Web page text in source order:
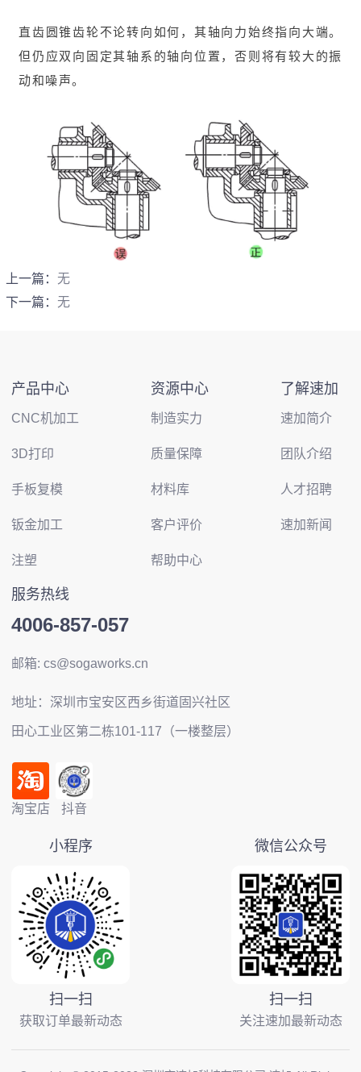
直齿圆锥齿轮不论转向如何，其轴向力始终指向大端。
但仍应双向固定其轴系的轴向位置，否则将有较大的振
动和噪声。
上一篇： 无
下一篇： 无
产品中心
CNC机加工
3D打印
手板复模
钣金加工
注塑
资源中心
制造实力
质量保障
材料库
客户评价
帮助中心
了解速加
速加简介
团队介绍
人才招聘
速加新闻
服务热线
4006-857-057
邮箱: cs@sogaworks.cn
地址：深圳市宝安区西乡街道固兴社区
田心工业区第二栋101-117（一楼整层）
淘宝店 抖音
小程序
扫一扫
获取订单最新动态
微信公众号
扫一扫
关注速加最新动态